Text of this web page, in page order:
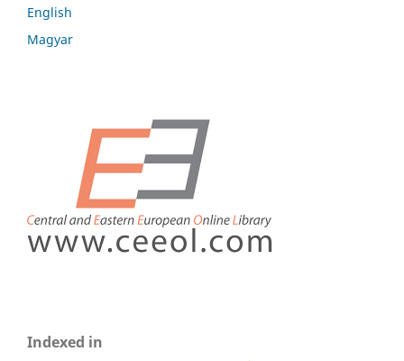
English
Magyar
Indexed in